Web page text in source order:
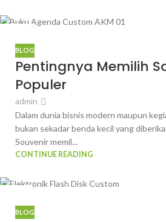
OKT
BLOG
Pentingnya Memilih
Populer
admin
Dalam dunia bisnis modern maupun
bukan sekadar benda kecil yang
Souvenir memil...
CONTINUE READING
OKT
BLOG